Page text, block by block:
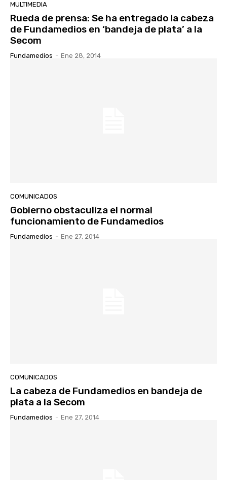
MULTIMEDIA
Rueda de prensa: Se ha entregado la cabeza
de Fundamedios en ‘bandeja de plata’ a la
Secom
Fundamedios - Ene 28, 2014
COMUNICADOS
Gobierno obstaculiza el normal
funcionamiento de Fundamedios
Fundamedios - Ene 27, 2014
COMUNICADOS
La cabeza de Fundamedios en bandeja de
plata a la Secom
Fundamedios - Ene 27, 2014